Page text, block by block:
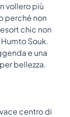
vollero più
perché non
chic non
Souk.
e una
bellezza.
centro di